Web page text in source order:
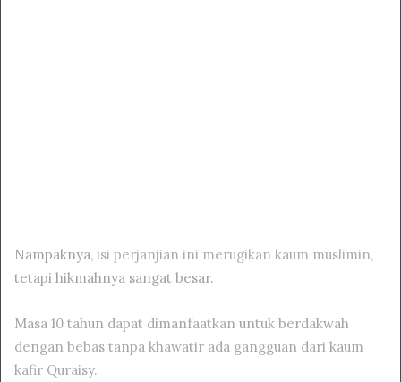
Nampaknya, isi perjanjian ini merugikan kaum muslimin,
tetapi hikmahnya sangat besar.
Masa 10 tahun dapat dimanfaatkan untuk berdakwah
dengan bebas tanpa khawatir ada gangguan dari kaum
kafir Quraisy.